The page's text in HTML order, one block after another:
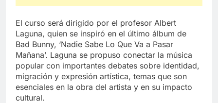
El curso será dirigido por el profesor Albert
Laguna, quien se inspiró en el último álbum de
Bad Bunny, ‘Nadie Sabe Lo Que Va a Pasar
Mañana’. Laguna se propuso conectar la música
popular con importantes debates sobre identidad,
migración y expresión artística, temas que son
esenciales en la obra del artista y en su impacto
cultural.